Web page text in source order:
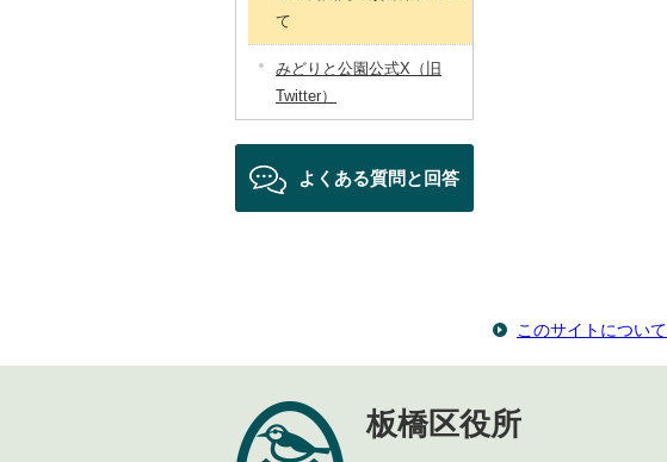
て
みどりと公園公式X（旧
Twitter）
よくある質問と回答
このサイトについて
板橋区役所